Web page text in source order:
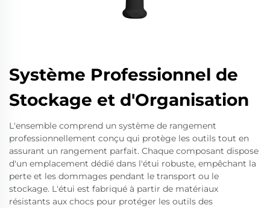
Système Professionnel de
Stockage et d'Organisation
L'ensemble comprend un système de rangement
professionnellement conçu qui protège les outils tout en
assurant un rangement parfait. Chaque composant dispose
d'un emplacement dédié dans l'étui robuste, empêchant la
perte et les dommages pendant le transport ou le
stockage. L'étui est fabriqué à partir de matériaux
résistants aux chocs pour protéger les outils des